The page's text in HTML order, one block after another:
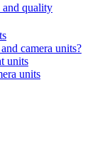
and quality
camera units?
units
units